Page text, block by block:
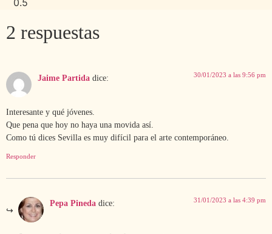
2 respuestas
Jaime Partida dice: 30/01/2023 a las 9:56 pm
Interesante y qué jóvenes.
Que pena que hoy no haya una movida así.
Como tú dices Sevilla es muy difícil para el arte contemporáneo.
Responder
Pepa Pineda dice: 31/01/2023 a las 4:39 pm